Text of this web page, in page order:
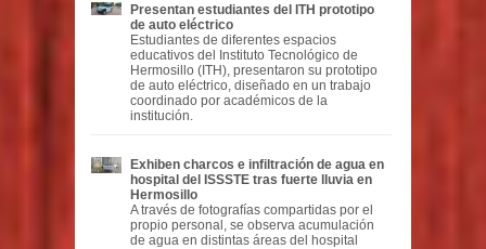
Presentan estudiantes del ITH prototipo
de auto eléctrico
Estudiantes de diferentes espacios
educativos del Instituto Tecnológico de
Hermosillo (ITH), presentaron su prototipo
de auto eléctrico, diseñado en un trabajo
coordinado por académicos de la
institución.
Exhiben charcos e infiltración de agua en
hospital del ISSSTE tras fuerte lluvia en
Hermosillo
A través de fotografías compartidas por el
propio personal, se observa acumulación
de agua en distintas áreas del hospital